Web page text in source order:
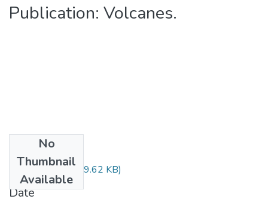
Publication: Volcanes.
No
Thumbnail
Available
Audiovisual.pdf(29.62 KB)
Date